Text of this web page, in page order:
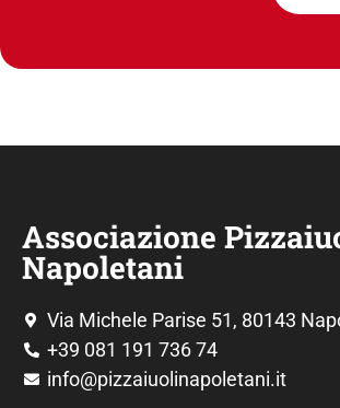
Associazione
Napoletani
Via Michele Parise 51, 80143
+39 081 191 736 74
info@pizzaiuolinapoletani.it